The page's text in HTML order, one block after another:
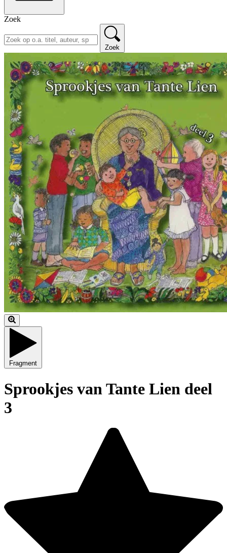
Zoek
Zoek
Fragment
Sprookjes van Tante Lien deel
3